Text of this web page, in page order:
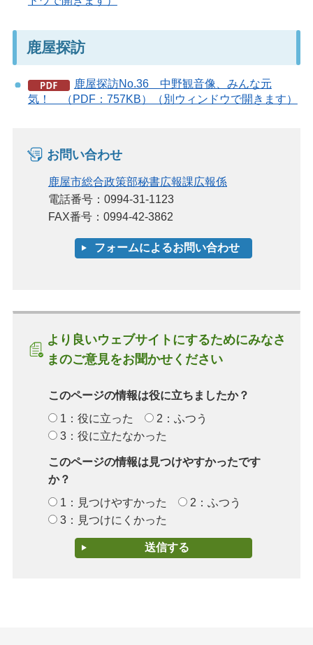
鹿屋探訪
鹿屋探訪No.36 中野観音像、みんな元
気！ （PDF：757KB）（別ウィンドウで開きます）
お問い合わせ
鹿屋市総合政策部秘書広報課広報係
電話番号：0994-31-1123
FAX番号：0994-42-3862
より良いウェブサイトにするためにみなさ
まのご意見をお聞かせください
このページの情報は役に立ちましたか？
1：役に立った
2：ふつう
3：役に立たなかった
このページの情報は見つけやすかったです
か？
1：見つけやすかった
2：ふつう
3：見つけにくかった